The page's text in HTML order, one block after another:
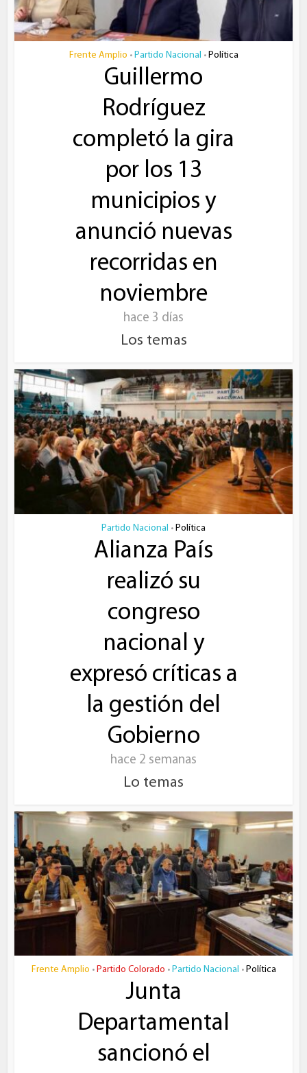
Frente Amplio • Partido Nacional • Política
Guillermo
Rodríguez
completó la gira
por los 13
municipios y
anunció nuevas
recorridas en
noviembre
hace 3 días
Los temas
Partido Nacional • Política
Alianza País
realizó su
congreso
nacional y
expresó críticas a
la gestión del
Gobierno
hace 2 semanas
Lo temas
Frente Amplio • Partido Colorado • Partido Nacional • Política
Junta
Departamental
sancionó el